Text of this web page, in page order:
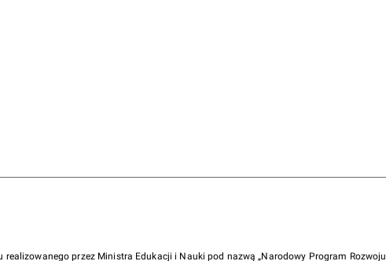
przez Ministra Edukacji i Nauki pod nazwą „Narodowy Program Rozwoju